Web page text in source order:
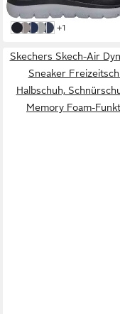
-21%
schwarz-grau
taupe-schwarz
navy-gelb
unbekannt
Blauweitere Farben:
+1
Skechers Skech-Air
Sneaker
Halbschuh,
Memory Foam-